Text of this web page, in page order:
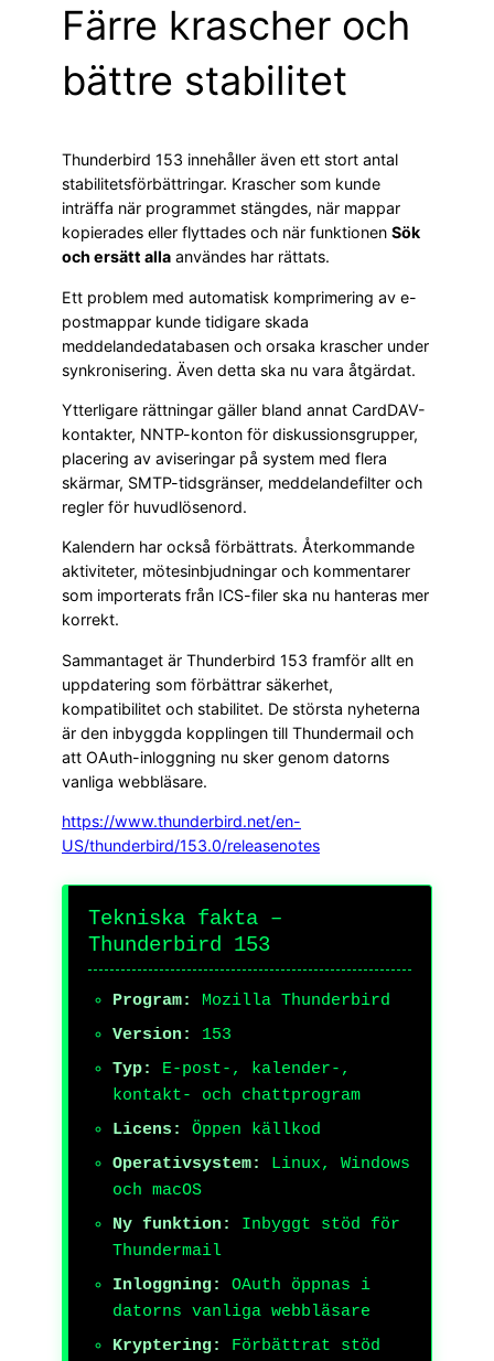
Färre krascher och
bättre stabilitet
Thunderbird 153 innehåller även ett stort antal
stabilitetsförbättringar. Krascher som kunde
inträffa när programmet stängdes, när mappar
kopierades eller flyttades och när funktionen Sök
och ersätt alla användes har rättats.
Ett problem med automatisk komprimering av e-
postmappar kunde tidigare skada
meddelandedatabasen och orsaka krascher under
synkronisering. Även detta ska nu vara åtgärdat.
Ytterligare rättningar gäller bland annat CardDAV-
kontakter, NNTP-konton för diskussionsgrupper,
placering av aviseringar på system med flera
skärmar, SMTP-tidsgränser, meddelandefilter och
regler för huvudlösenord.
Kalendern har också förbättrats. Återkommande
aktiviteter, mötesinbjudningar och kommentarer
som importerats från ICS-filer ska nu hanteras mer
korrekt.
Sammantaget är Thunderbird 153 framför allt en
uppdatering som förbättrar säkerhet,
kompatibilitet och stabilitet. De största nyheterna
är den inbyggda kopplingen till Thundermail och
att OAuth-inloggning nu sker genom datorns
vanliga webbläsare.
https://www.thunderbird.net/en-
US/thunderbird/153.0/releasenotes
Tekniska fakta –
Thunderbird 153
Program:
Mozilla Thunderbird
Version:
153
Typ:
E-post-, kalender-,
kontakt- och chattprogram
Licens:
Öppen källkod
Operativsystem:
Linux, Windows
och macOS
Ny funktion:
Inbyggt stöd för
Thundermail
Inloggning:
OAuth öppnas i
datorns vanliga webbläsare
Kryptering:
Förbättrat stöd